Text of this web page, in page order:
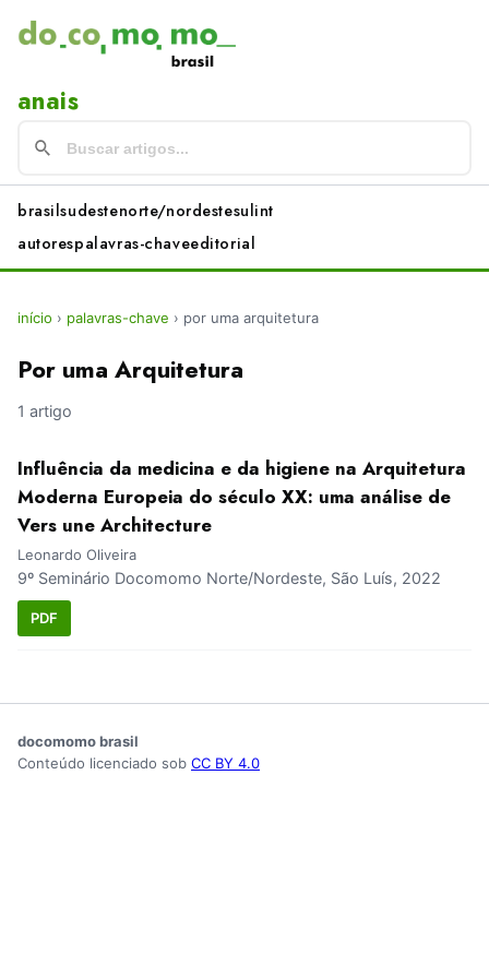
anais
brasilsudestenorte/nordestesulint
autorespalavras-chaveeditorial
início › palavras-chave › por uma arquitetura
Por uma Arquitetura
1 artigo
Influência da medicina e da higiene na Arquitetura
Moderna Europeia do século XX: uma análise de
Vers une Architecture
Leonardo Oliveira
9º Seminário Docomomo Norte/Nordeste, São Luís, 2022
PDF
docomomo brasil
Conteúdo licenciado sob CC BY 4.0